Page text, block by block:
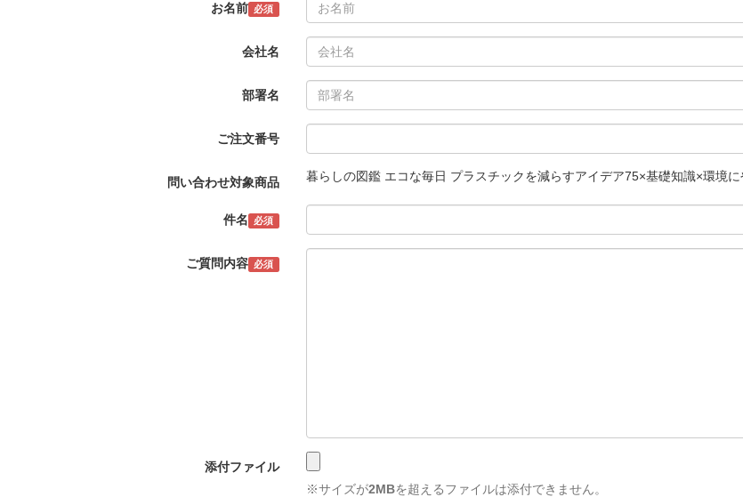
お名前 必須
会社名
部署名
ご注文番号
問い合わせ対象商品 暮らしの図鑑 エコな毎日 プラスチックを減らすアイデア75×基礎知識×環境に
件名 必須
ご質問内容 必須
添付ファイル
※サイズが2MBを超えるファイルは添付できません。